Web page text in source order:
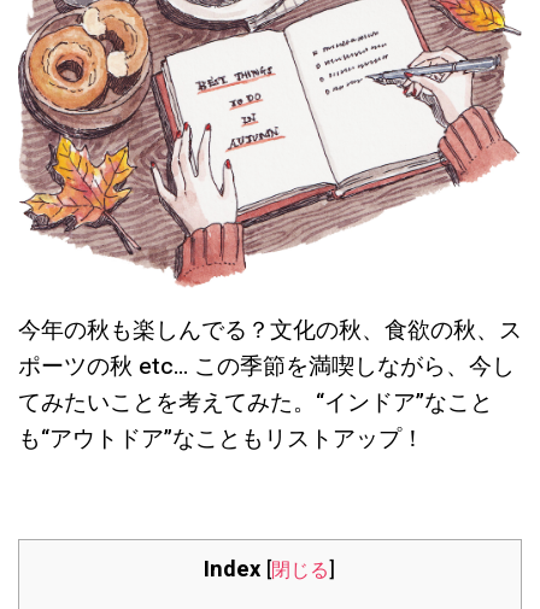
今年の秋も楽しんでる？文化の秋、食欲の秋、ス
ポーツの秋 etc… この季節を満喫しながら、今し
てみたいことを考えてみた。“インドア”なこと
も“アウトドア”なこともリストアップ！
Index [閉じる]